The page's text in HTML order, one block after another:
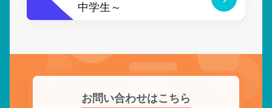
中学生～
お問い合わせはこちら